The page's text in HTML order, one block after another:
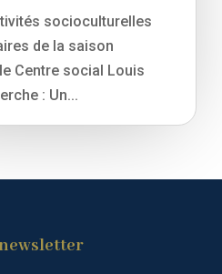
socioculturelles
de la saison
Centre social Louis
: Un...